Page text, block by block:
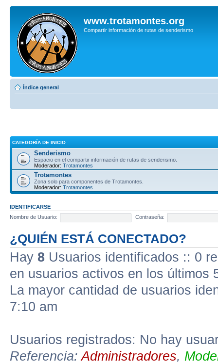
www.trotamontes.org
Compartir información de rutas de senderismo
Índice general
CATEGORÍA DE INICIO
Senderismo
Espacio en el compartir información de rutas de senderismo.
Moderador: Trotamontes
Trotamontes
Zona solo para componentes de Trotamontes.
Moderador: Trotamontes
IDENTIFICARSE
Nombre de Usuario:
Contraseña:
¿QUIÉN ESTÁ CONECTADO?
Hay 8 Usuarios identificados :: 0
en usuarios activos en los últimos
La mayor cantidad de usuarios
7:10 am
Usuarios registrados: No hay
Referencia:Administradores,